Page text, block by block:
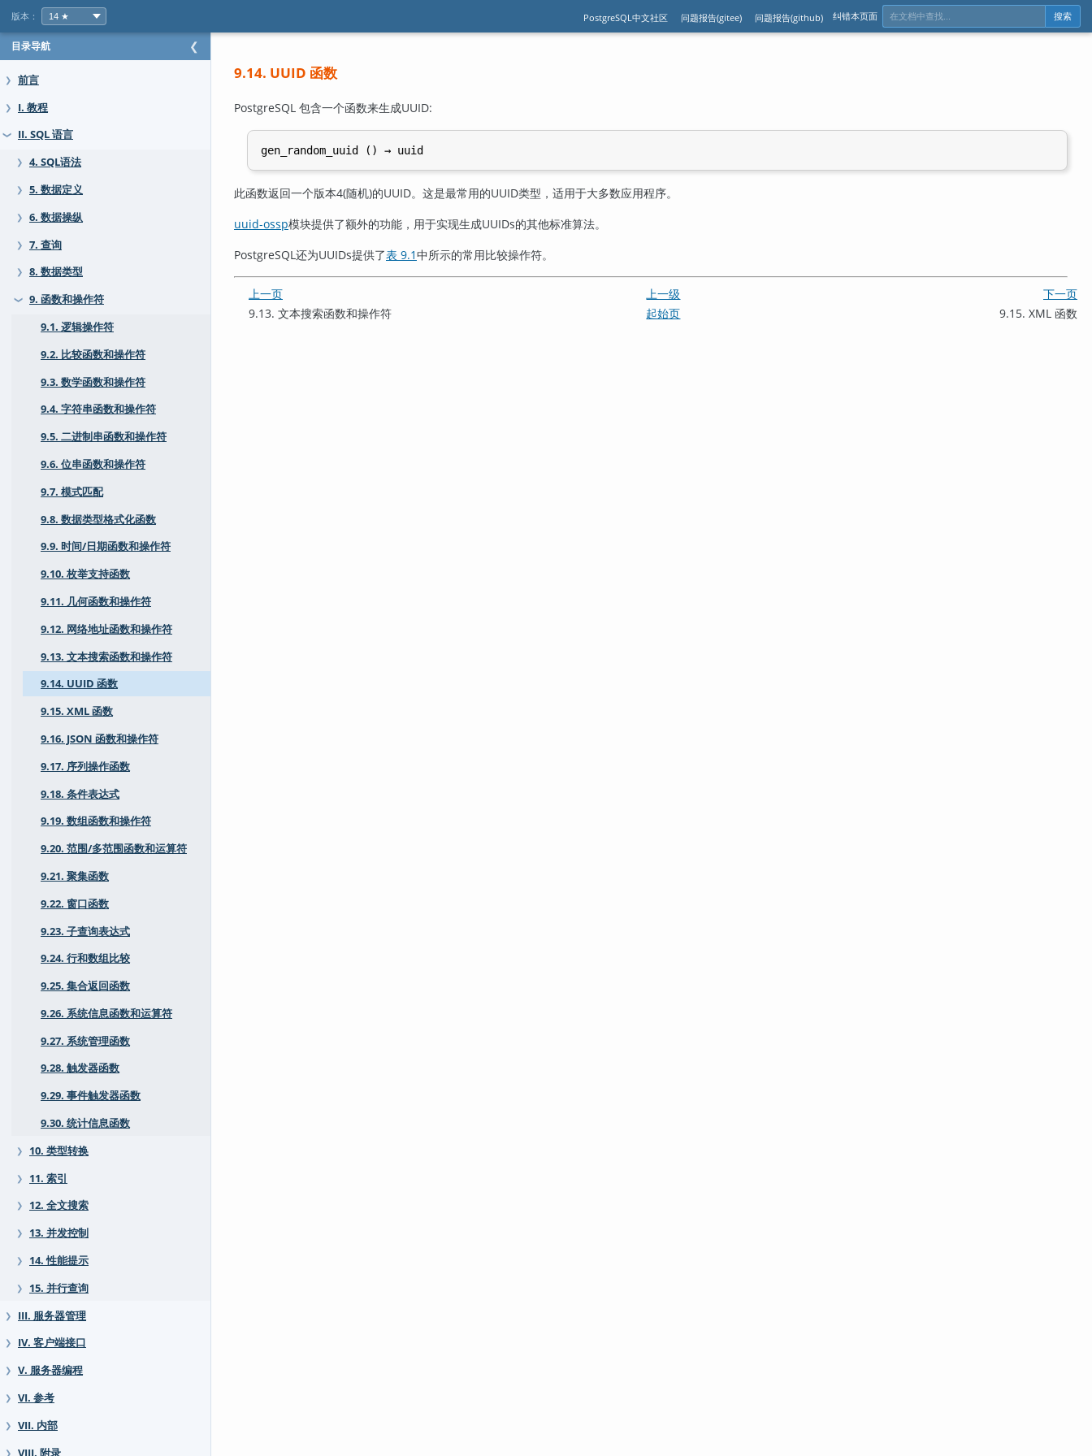
版本： PostgreSQL中文社区 问题报告(gitee) 问题报告(github) 纠错本页面 搜索
目录导航 ❮
❯ 前言
❯ I. 教程
❯ II. SQL 语言
❯ 4. SQL语法
❯ 5. 数据定义
❯ 6. 数据操纵
❯ 7. 查询
❯ 8. 数据类型
❯
9. 函数和操作符
9.1. 逻辑操作符
9.2. 比较函数和操作符
9.3. 数学函数和操作符
9.4. 字符串函数和操作符
9.5. 二进制串函数和操作符
9.6. 位串函数和操作符
9.7. 模式匹配
9.8. 数据类型格式化函数
9.9. 时间/日期函数和操作符
9.10. 枚举支持函数
9.11. 几何函数和操作符
9.12. 网络地址函数和操作符
9.13. 文本搜索函数和操作符
9.14. UUID 函数
9.15. XML 函数
9.16. JSON 函数和操作符
9.17. 序列操作函数
9.18. 条件表达式
9.19. 数组函数和操作符
9.20. 范围/多范围函数和运算符
9.21. 聚集函数
9.22. 窗口函数
9.23. 子查询表达式
9.24. 行和数组比较
9.25. 集合返回函数
9.26. 系统信息函数和运算符
9.27. 系统管理函数
9.28. 触发器函数
9.29. 事件触发器函数
9.30. 统计信息函数
❯ 10. 类型转换
❯ 11. 索引
❯ 12. 全文搜索
❯ 13. 并发控制
❯ 14. 性能提示
❯ 15. 并行查询
❯ III. 服务器管理
❯ IV. 客户端接口
❯ V. 服务器编程
❯ VI. 参考
❯ VII. 内部
❯ VIII. 附录
9.14. UUID 函数
PostgreSQL 包含一个函数来生成UUID:
gen_random_uuid () → uuid
此函数返回一个版本4(随机)的UUID。这是最常用的UUID类型，适用于大多数应用程序。
uuid-ossp模块提供了额外的功能，用于实现生成UUIDs的其他标准算法。
PostgreSQL 还为UUIDs提供了表 9.1中所示的常用比较操作符。
上一页 上一级
下一页
9.13. 文本搜索函数和操作符
起始页 9.15. XML 函数